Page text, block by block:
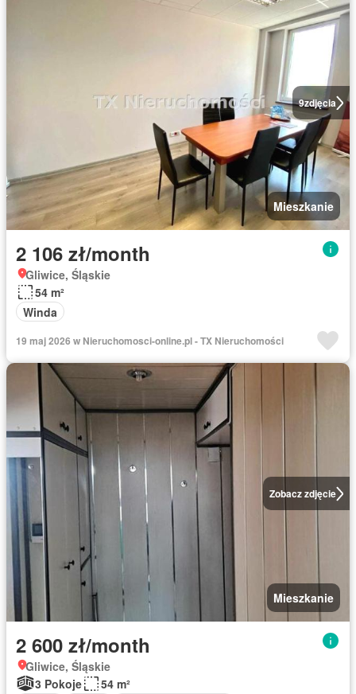
9zdjęcia
Mieszkanie
2 106 zł/month
Gliwice, Śląskie
54 m²
Winda
19 maj 2026 w Nieruchomosci-online.pl - TX Nieruchomości
Zobacz zdjęcie
Mieszkanie
2 600 zł/month
Gliwice, Śląskie
3 Pokoje
54 m²